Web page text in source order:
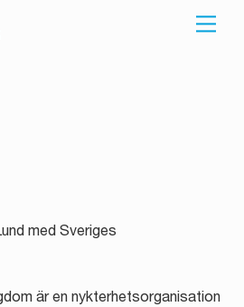
med Sveriges
är en nykterhetsorganisation